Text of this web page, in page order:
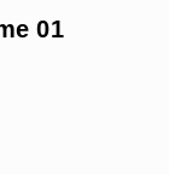
01